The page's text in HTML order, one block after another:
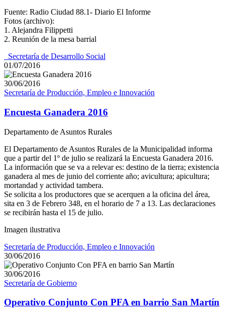
Fuente: Radio Ciudad 88.1- Diario El Informe
Fotos (archivo):
1. Alejandra Filippetti
2. Reunión de la mesa barrial
_Secretaría de Desarrollo Social
01/07/2016
30/06/2016
Secretaría de Producción, Empleo e Innovación
Encuesta Ganadera 2016
Departamento de Asuntos Rurales
El Departamento de Asuntos Rurales de la Municipalidad informa
que a partir del 1º de julio se realizará la Encuesta Ganadera 2016.
La información que se va a relevar es: destino de la tierra; existencia
ganadera al mes de junio del corriente año; avicultura; apicultura;
mortandad y actividad tambera.
Se solicita a los productores que se acerquen a la oficina del área,
sita en 3 de Febrero 348, en el horario de 7 a 13. Las declaraciones
se recibirán hasta el 15 de julio.
Imagen ilustrativa
Secretaría de Producción, Empleo e Innovación
30/06/2016
30/06/2016
Secretaría de Gobierno
Operativo Conjunto Con PFA en barrio San Martín